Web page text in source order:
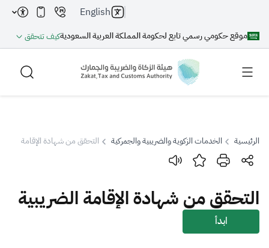
موقع حكومي رسمي تابع لحكومة المملكة العربية السعوديةكيف تتحقق
English
بحث
بحث بحث AI
الرئيسية الخدمات الزكوية والضريبية والجمركية التحقق من شهادة الإقامة
التحقق من شهادة الإقامة الضريبية
ابدأ